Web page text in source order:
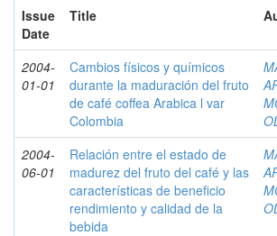
Issue
Date
Title
2004-
01-01
Cambios físicos y químicos
durante la maduración del fruto
de café coffea Arabica l var
Colombia
2004-
06-01
Relación entre el estado de
madurez del fruto del café y las
características de beneficio
rendimiento y calidad de la
bebida